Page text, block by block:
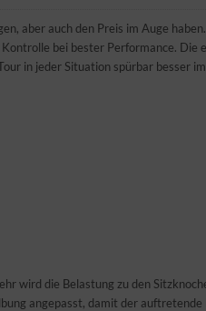
aber auch den Preis im Auge
bei bester Performance. Die
in jeder Situation spürbar besser
wird die Belastung zu den
angepasst, damit der